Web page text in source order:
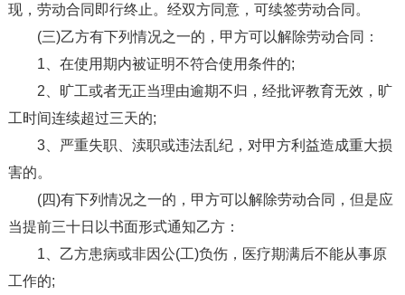
现，劳动合同即行终止。经双方同意，可续签劳动合同。
(三)乙方有下列情况之一的，甲方可以解除劳动合同：
1、在使用期内被证明不符合使用条件的;
2、旷工或者无正当理由逾期不归，经批评教育无效，旷
工时间连续超过三天的;
3、严重失职、渎职或违法乱纪，对甲方利益造成重大损
害的。
(四)有下列情况之一的，甲方可以解除劳动合同，但是应
当提前三十日以书面形式通知乙方：
1、乙方患病或非因公(工)负伤，医疗期满后不能从事原
工作的;